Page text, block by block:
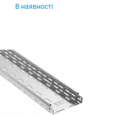
В наявності